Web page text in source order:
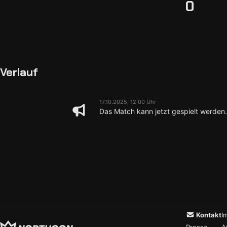
0
Verlauf
17.10.2025, 12:00 Uhr
Das Match kann jetzt gespielt werden.
Kontakt